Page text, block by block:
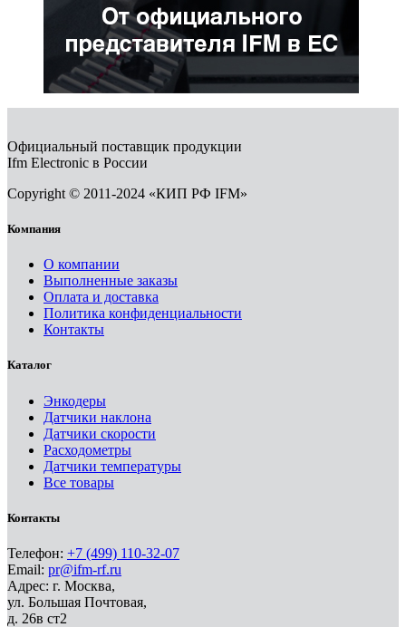
Официальный поставщик продукции
Ifm Electronic в России
Copyright © 2011-2024 «КИП РФ IFM»
Компания
О компании
Выполненные заказы
Оплата и доставка
Политика конфиденциальности
Контакты
Каталог
Энкодеры
Датчики наклона
Датчики скорости
Расходометры
Датчики температуры
Все товары
Контакты
Телефон: +7 (499) 110-32-07
Email: pr@ifm-rf.ru
Адрес: г. Москва,
ул. Большая Почтовая,
д. 26в ст2